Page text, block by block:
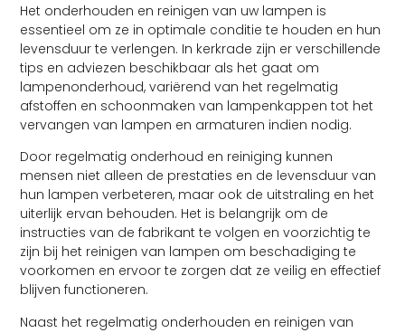
Het onderhouden en reinigen van uw lampen is
essentieel om ze in optimale conditie te houden en hun
levensduur te verlengen. In kerkrade zijn er verschillende
tips en adviezen beschikbaar als het gaat om
lampenonderhoud, variërend van het regelmatig
afstoffen en schoonmaken van lampenkappen tot het
vervangen van lampen en armaturen indien nodig.
Door regelmatig onderhoud en reiniging kunnen
mensen niet alleen de prestaties en de levensduur van
hun lampen verbeteren, maar ook de uitstraling en het
uiterlijk ervan behouden. Het is belangrijk om de
instructies van de fabrikant te volgen en voorzichtig te
zijn bij het reinigen van lampen om beschadiging te
voorkomen en ervoor te zorgen dat ze veilig en effectief
blijven functioneren.
Naast het regelmatig onderhouden en reinigen van